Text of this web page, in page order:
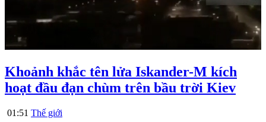
Khoảnh khắc tên lửa Iskander-M kích
hoạt đầu đạn chùm trên bầu trời Kiev
01:51 Thế giới